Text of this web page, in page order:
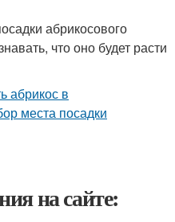
абрикосового
что оно будет расти
на сайте: